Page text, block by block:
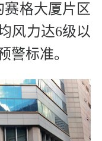
格大厦片区
风力达6级以
警标准。